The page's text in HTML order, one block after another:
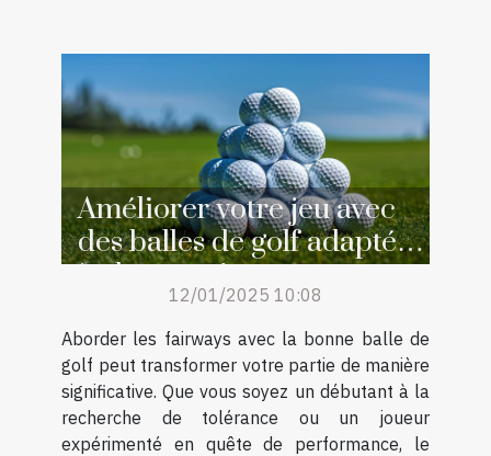
Améliorer votre jeu avec
des balles de golf adaptées
à chaque niveau
12/01/2025 10:08
Aborder les fairways avec la bonne balle de
golf peut transformer votre partie de manière
significative. Que vous soyez un débutant à la
recherche de tolérance ou un joueur
expérimenté en quête de performance, le